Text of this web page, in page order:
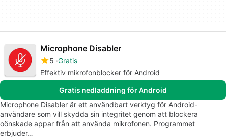
Microphone Disabler
5 Gratis
Effektiv mikrofonblocker för Android
Gratis nedladdning för Android
Microphone Disabler är ett användbart verktyg för Android-
användare som vill skydda sin integritet genom att blockera
oönskade appar från att använda mikrofonen. Programmet
erbjuder…